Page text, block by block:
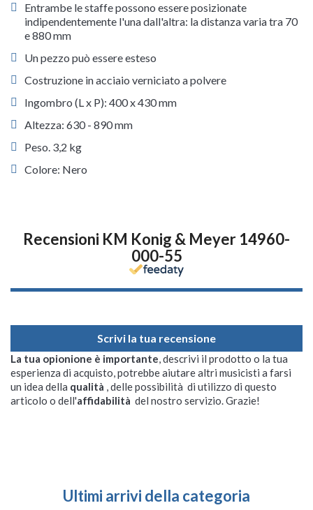
Entrambe le staffe possono essere posizionate
indipendentemente l'una dall'altra: la distanza varia tra 70
e 880 mm
Un pezzo può essere esteso
Costruzione in acciaio verniciato a polvere
Ingombro (L x P): 400 x 430 mm
Altezza: 630 - 890 mm
Peso. 3,2 kg
Colore: Nero
Recensioni KM Konig & Meyer 14960-
000-55
Scrivi la tua recensione
La tua opionione è importante, descrivi il prodotto o la tua
esperienza di acquisto, potrebbe aiutare altri musicisti a farsi
un idea della qualità , delle possibilità di utilizzo di questo
articolo o dell'affidabilità del nostro servizio. Grazie!
Ultimi arrivi della categoria